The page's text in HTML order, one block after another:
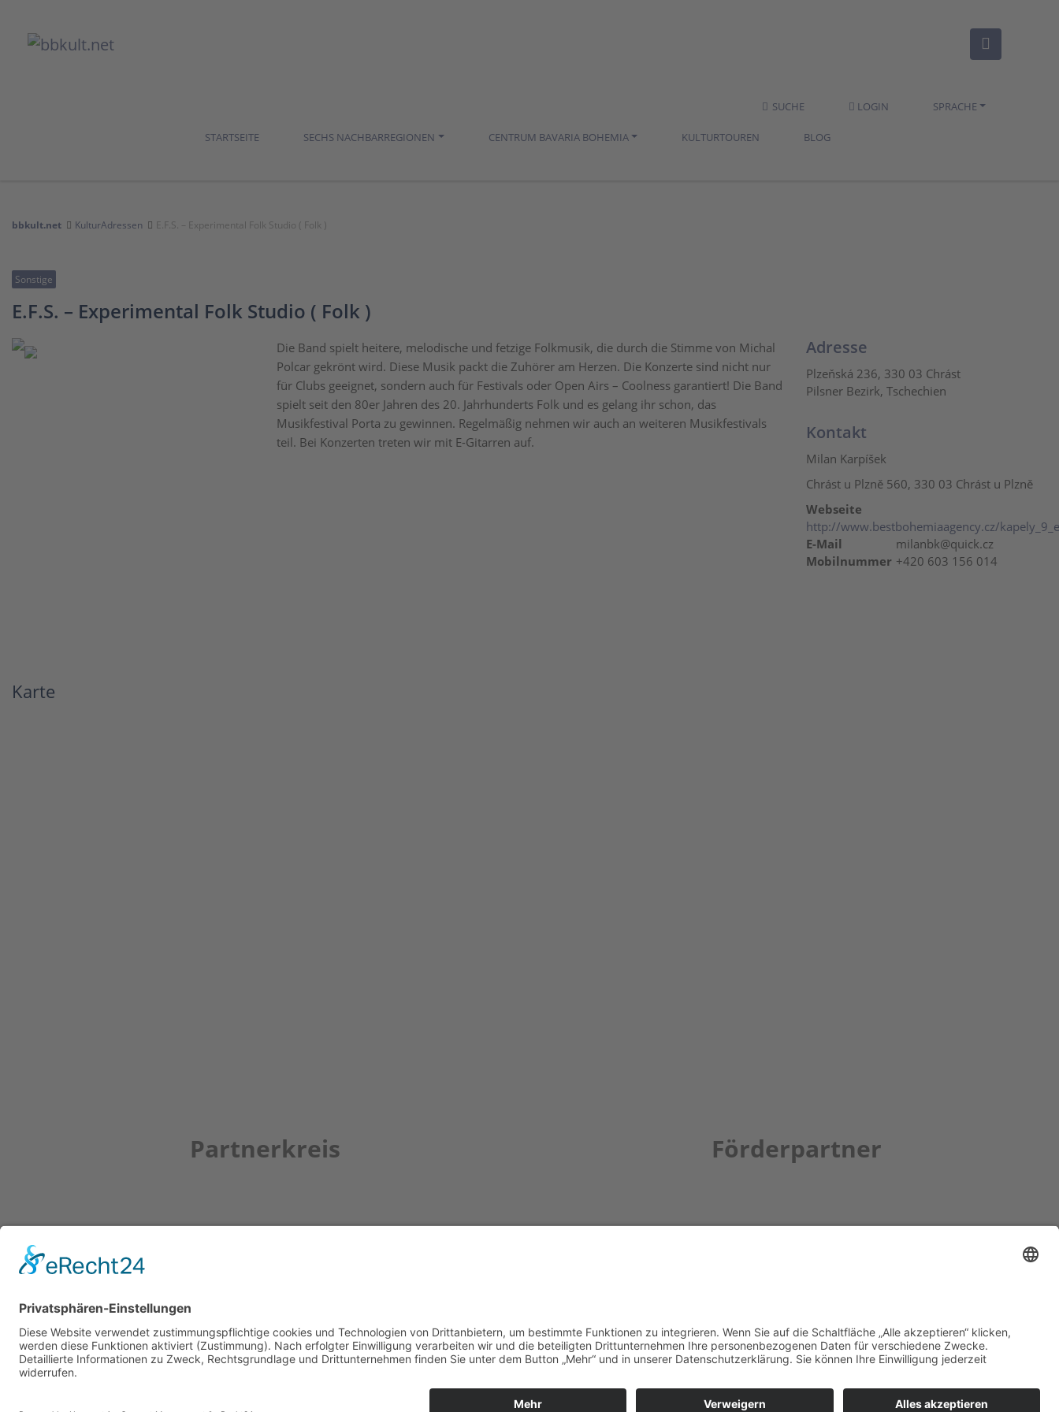
SUCHE LOGIN SPRACHE
STARTSEITE SECHS NACHBARREGIONEN CENTRUM BAVARIA BOHEMIA KULTURTOUREN BLOG
bbkult.net KulturAdressen E.F.S. – Experimental Folk Studio ( Folk )
Sonstige
E.F.S. – Experimental Folk Studio ( Folk )
Die Band spielt heitere, melodische und fetzige Folkmusik, die durch die Stimme von Michal
Polcar gekrönt wird. Diese Musik packt die Zuhörer am Herzen. Die Konzerte sind nicht nur
für Clubs geeignet, sondern auch für Festivals oder Open Airs – Coolness garantiert! Die Band
spielt seit den 80er Jahren des 20. Jahrhunderts Folk und es gelang ihr schon, das
Musikfestival Porta zu gewinnen. Regelmäßig nehmen wir auch an weiteren Musikfestivals
teil. Bei Konzerten treten wir mit E-Gitarren auf.
Adresse
Plzeňská 236, 330 03 Chrást
Pilsner Bezirk, Tschechien
Kontakt
Milan Karpíšek
Chrást u Plzně 560, 330 03 Chrást u Plzně
Webseite
http://www.bestbohemiaagency.cz/
E-Mail
milanbk@quick.cz
Mobilnummer +420 603 156 014
Karte
Partnerkreis Förderpartner
Newsletter
ZUR ANMELDUNG
Dr. Veronika Hofinger
Freyung 1, 92539 Schönsee
Tel.:+49 (0)9674 / 92 48 78
veronika.hofinger@cebb.de